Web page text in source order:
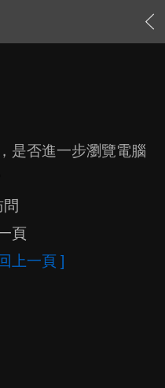
是否進一步瀏覽電腦
頁
上一頁 ]